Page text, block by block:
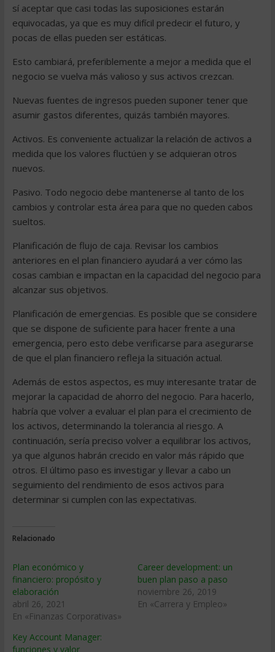
sí aceptar que casi todas las suposiciones estarán
equivocadas, ya que es muy difícil predecir el futuro, y
pocas de ellas pueden ser estáticas.
Esto cambiará, preferiblemente a mejor a medida que el
negocio se vuelva más valioso y sus activos crezcan.
Nuevas fuentes de ingresos pueden suponer tener que
asumir gastos diferentes, quizás también mayores.
Activos. Es conveniente actualizar la relación de activos a
medida que los valores fluctúen y se adquieran otros
nuevos.
Pasivo. Todo negocio debe mantenerse al tanto de los
cambios y controlar esta área para que no queden cabos
sueltos.
Planificación de flujo de caja. Revisar los cambios
anteriores en el plan financiero ayudará a ver cómo las
cosas cambian e impactan en la capacidad del negocio para
alcanzar sus objetivos.
Planificación de emergencias. Es posible que se considere
que se dispone de suficiente para hacer frente a una
emergencia, pero esto debe verificarse para asegurarse
de que el plan financiero refleja la situación actual.
Además de estos aspectos, es muy interesante tratar de
mejorar la capacidad de ahorro del negocio. Para hacerlo,
habría que volver a evaluar el plan para el crecimiento de
los activos, determinando la tolerancia al riesgo. A
continuación, sería preciso volver a equilibrar los activos,
ya que algunos habrán crecido en valor más rápido que
otros. El último paso es investigar y llevar a cabo un
seguimiento del rendimiento de esos activos para
determinar si cumplen con las expectativas.
Relacionado
Plan económico y
financiero: propósito y
elaboración
abril 26, 2021
En «Finanzas Corporativas»
Career development: un
buen plan paso a paso
noviembre 26, 2019
En «Carrera y Empleo»
Key Account Manager:
funciones y valor